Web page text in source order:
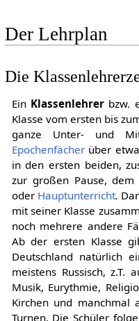
Der Lehrplan
Die
Ein Klassenlehrer bzw.
Klasse vom ersten bis
ganze Unter- und
Epochenfächerüber etwa
in den ersten beiden,
zur großen Pause, dem
oder Hauptunterricht.
mit seiner Klasse
noch mehrere andere
Ab der ersten Klasse
Deutschland natürlich
meistens Russisch, z.T.
Musik, Eurythmie,
Kirchen und manchmal
Turnen. Die Schüler